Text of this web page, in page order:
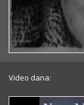
Video dana: